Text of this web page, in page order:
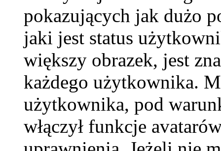
pokazujących jak dużo
jaki jest status
większy obrazek, jest
każdego użytkownika.
użytkownika, pod
włączył funkcje